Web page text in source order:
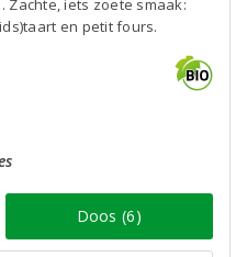
Zachte, iets zoete smaak:
en petit fours.
Doos (6)